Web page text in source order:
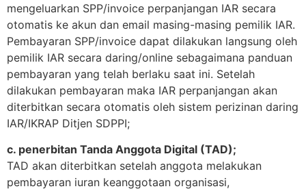
mengeluarkan SPP/invoice perpanjangan IAR secara
otomatis ke akun dan email masing-masing pemilik IAR.
Pembayaran SPP/invoice dapat dilakukan langsung oleh
pemilik IAR secara daring/online sebagaimana panduan
pembayaran yang telah berlaku saat ini. Setelah
dilakukan pembayaran maka IAR perpanjangan akan
diterbitkan secara otomatis oleh sistem perizinan daring
IAR/IKRAP Ditjen SDPPI;
c. penerbitan Tanda Anggota Digital (TAD);
TAD akan diterbitkan setelah anggota melakukan
pembayaran iuran keanggotaan organisasi,